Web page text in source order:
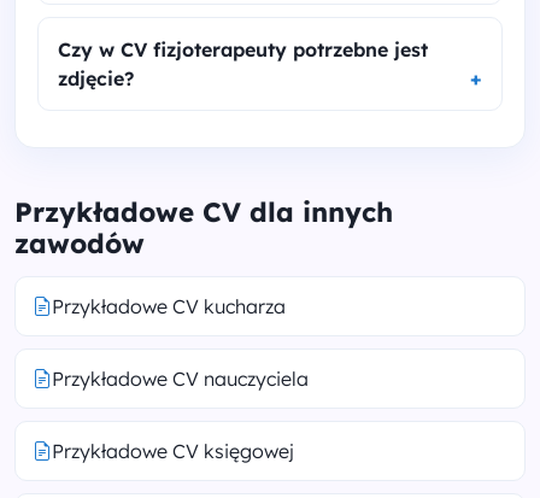
Czy w CV fizjoterapeuty potrzebne jest
zdjęcie?
Przykładowe CV dla innych
zawodów
Przykładowe CV kucharza
Przykładowe CV nauczyciela
Przykładowe CV księgowej